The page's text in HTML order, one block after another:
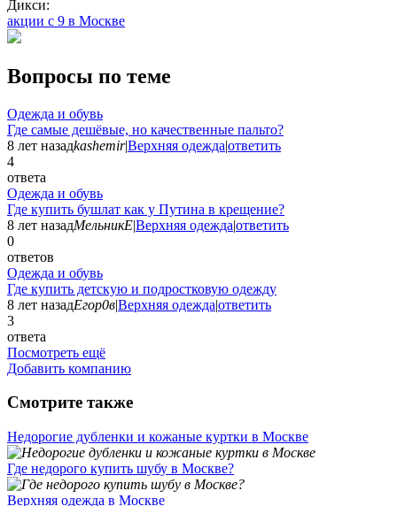
Дикси:
акции с 9 в Москве
Вопросы по теме
Одежда и обувь
Где самые дешёвые, но качественные пальто?
8 лет назадkashemir|Верхняя одежда|ответить
4
ответа
Одежда и обувь
Где купить бушлат как у Путина в крещение?
8 лет назадМельникЕ|Верхняя одежда|ответить
0
ответов
Одежда и обувь
Где купить детскую и подростковую одежду
8 лет назадЕгор0в|Верхняя одежда|ответить
3
ответа
Посмотреть ещё
Добавить компанию
Смотрите также
Недорогие дубленки и кожаные куртки в Москве
Где недорого купить шубу в Москве?
Верхняя одежда в Москве